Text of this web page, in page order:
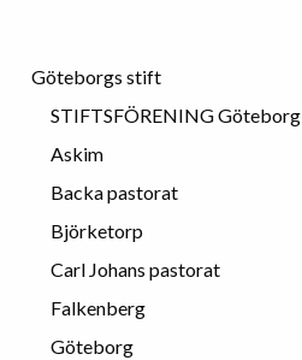
Göteborgs stift
STIFTSFÖRENING Göteborg
Askim
Backa pastorat
Björketorp
Carl Johans pastorat
Falkenberg
Göteborg